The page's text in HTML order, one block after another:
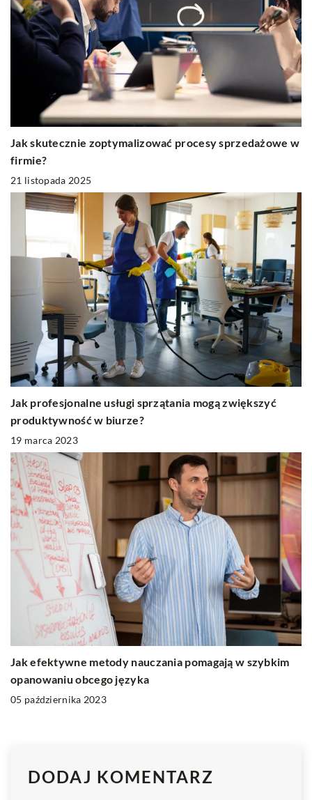
Jak skutecznie zoptymalizować procesy sprzedażowe w
firmie?
21 listopada 2025
Jak profesjonalne usługi sprzątania mogą zwiększyć
produktywność w biurze?
19 marca 2023
Jak efektywne metody nauczania pomagają w szybkim
opanowaniu obcego języka
05 października 2023
DODAJ KOMENTARZ